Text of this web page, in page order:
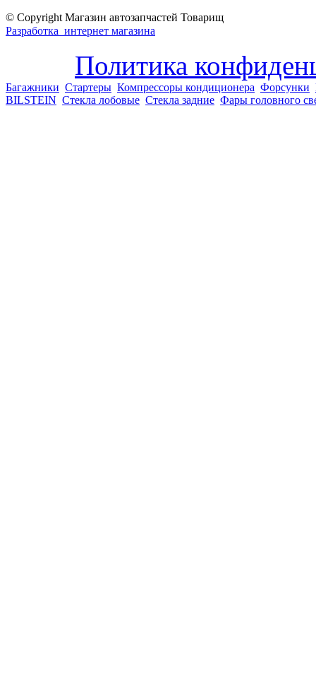
© Copyright Магазин автозапчастей Товарищ
Разработка интернет магазина
Политика
Багажники Стартеры Компрессоры кондиционера Форсунки
BILSTEIN Стекла лобовые Стекла задние Фары головного